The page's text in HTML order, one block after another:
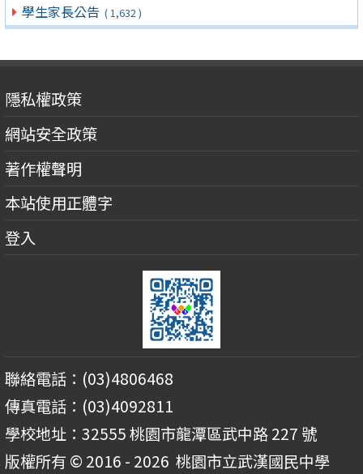
學生家長公告 ( 1,632 )
隱私權政策
網站安全政策
著作權聲明
本站使用正體字
登入
聯絡電話：(03)4806468
傳真電話：(03)4092811
學校地址：32555 桃園市龍潭區武中路 227 號
版權所有 © 2016 - 2026 桃園市立武漢國民中學